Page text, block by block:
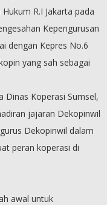
R.I Jakarta pada
Kepengurusan
dengan Kepres No.6
yang sah sebagai
Dinas Koperasi Sumsel,
jajaran Dekopinwil
Dekopinwil dalam
peran koperasi di
awal untuk